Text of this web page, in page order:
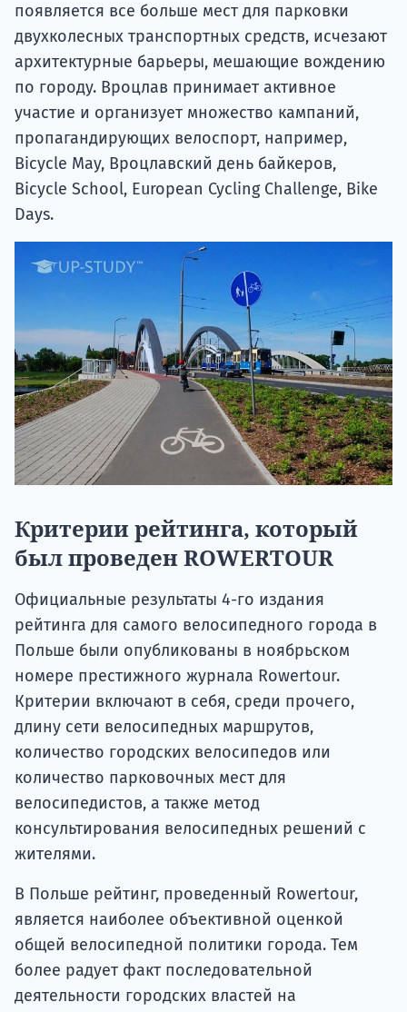
появляется все больше мест для парковки
двухколесных транспортных средств, исчезают
архитектурные барьеры, мешающие вождению
по городу. Вроцлав принимает активное
участие и организует множество кампаний,
пропагандирующих велоспорт, например,
Bicycle May, Вроцлавский день байкеров,
Bicycle School, European Cycling Challenge, Bike
Days.
Критерии рейтинга, который
был проведен ROWERTOUR
Официальные результаты 4-го издания
рейтинга для самого велосипедного города в
Польше были опубликованы в ноябрьском
номере престижного журнала Rowertour.
Критерии включают в себя, среди прочего,
длину сети велосипедных маршрутов,
количество городских велосипедов или
количество парковочных мест для
велосипедистов, а также метод
консультирования велосипедных решений с
жителями.
В Польше рейтинг, проведенный Rowertour,
является наиболее объективной оценкой
общей велосипедной политики города. Тем
более радует факт последовательной
деятельности городских властей на